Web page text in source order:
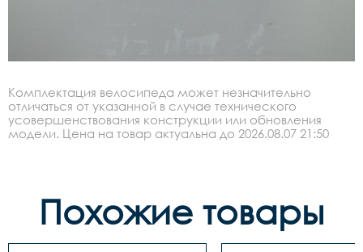
Комплектация велосипеда может незначительно
отличаться от указанной в случае технического
усовершенствования конструкции или обновления
модели. Цена на товар актуальна до 2026.08.07 21:50
Похожие товары